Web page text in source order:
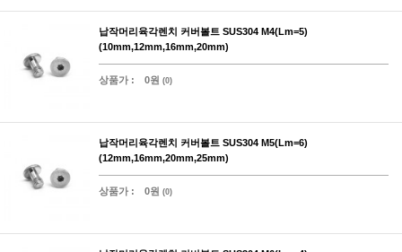
납작머리육각렌치 커버볼트 SUS304 M4(Lm=5)
(10mm,12mm,16mm,20mm)
상품가 : 0원 (0)
납작머리육각렌치 커버볼트 SUS304 M5(Lm=6)
(12mm,16mm,20mm,25mm)
상품가 : 0원 (0)